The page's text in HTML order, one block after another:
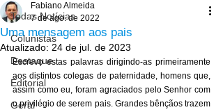
Todas Notícias
Colunistas
Destaque
Editorial
Geral
Uma mensagem aos pais
Fabiano Almeida
7 de ago. de 2022
Atualizado: 24 de jul. de 2023
Escrevo estas palavras dirigindo-as primeiramente
aos distintos colegas de paternidade, homens que,
assim como eu, foram agraciados pelo Senhor com
o privilégio de serem pais. Grandes bênçãos trazem